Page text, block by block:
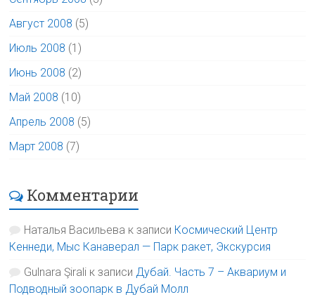
Август 2008 (5)
Июль 2008 (1)
Июнь 2008 (2)
Май 2008 (10)
Апрель 2008 (5)
Март 2008 (7)
Комментарии
Наталья Васильева к записи Космический Центр
Кеннеди, Мыс Канаверал — Парк ракет, Экскурсия
Gulnara Şirali к записи Дубай. Часть 7 – Аквариум и
Подводный зоопарк в Дубай Молл